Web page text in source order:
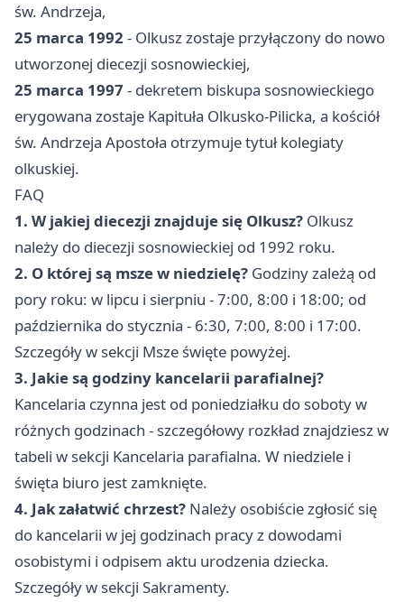
św. Andrzeja,
25 marca 1992 - Olkusz zostaje przyłączony do nowo
utworzonej diecezji sosnowieckiej,
25 marca 1997 - dekretem biskupa sosnowieckiego
erygowana zostaje Kapituła Olkusko-Pilicka, a kościół
św. Andrzeja Apostoła otrzymuje tytuł kolegiaty
olkuskiej.
FAQ
1. W jakiej diecezji znajduje się Olkusz? Olkusz
należy do diecezji sosnowieckiej od 1992 roku.
2. O której są msze w niedzielę? Godziny zależą od
pory roku: w lipcu i sierpniu - 7:00, 8:00 i 18:00; od
października do stycznia - 6:30, 7:00, 8:00 i 17:00.
Szczegóły w sekcji Msze święte powyżej.
3. Jakie są godziny kancelarii parafialnej?
Kancelaria czynna jest od poniedziałku do soboty w
różnych godzinach - szczegółowy rozkład znajdziesz w
tabeli w sekcji Kancelaria parafialna. W niedziele i
święta biuro jest zamknięte.
4. Jak załatwić chrzest? Należy osobiście zgłosić się
do kancelarii w jej godzinach pracy z dowodami
osobistymi i odpisem aktu urodzenia dziecka.
Szczegóły w sekcji Sakramenty.